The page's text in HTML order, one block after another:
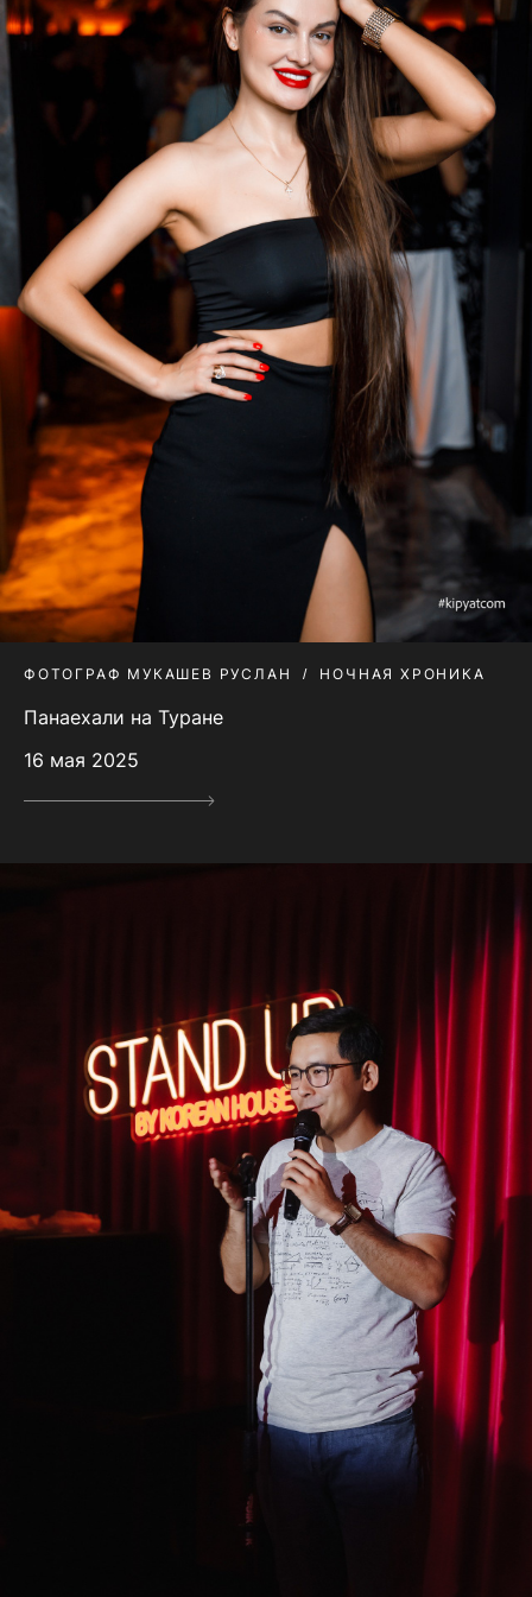
ФОТОГРАФ МУКАШЕВ РУСЛАН НОЧНАЯ ХРОНИКА
Панаехали на Туране
16 мая 2025